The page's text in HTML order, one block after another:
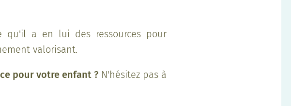
qu'il a en lui des ressources pour
valorisant.
pour votre enfant ? N'hésitez pas à